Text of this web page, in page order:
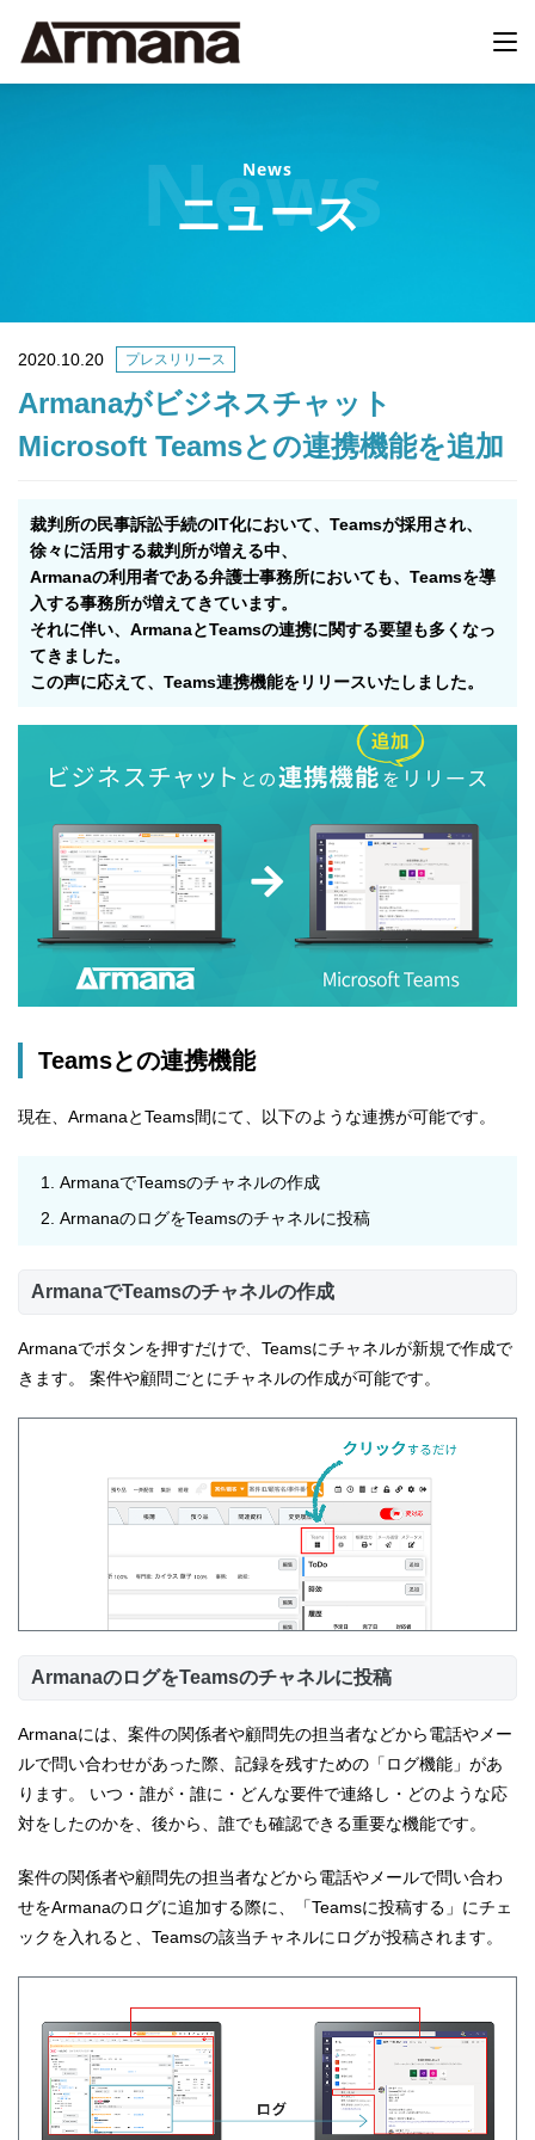
News
ニュース
2020.10.20 プレスリリース
Armanaがビジネスチャット
Microsoft Teamsとの連携機能を追加
裁判所の民事訴訟手続のIT化において、Teamsが採用され、
徐々に活用する裁判所が増える中、
Armanaの利用者である弁護士事務所においても、Teamsを導
入する事務所が増えてきています。
それに伴い、ArmanaとTeamsの連携に関する要望も多くなっ
てきました。
この声に応えて、Teams連携機能をリリースいたしました。
Teamsとの連携機能
現在、ArmanaとTeams間にて、以下のような連携が可能です。
ArmanaでTeamsのチャネルの作成
ArmanaのログをTeamsのチャネルに投稿
ArmanaでTeamsのチャネルの作成
Armanaでボタンを押すだけで、Teamsにチャネルが新規で作成で
きます。 案件や顧問ごとにチャネルの作成が可能です。
ArmanaのログをTeamsのチャネルに投稿
Armanaには、​案件の関係者や顧問先の担当者などから電話やメー
ルで問い合わせがあった際、記録を残すための「ログ機能」があ
ります。 いつ・誰が・誰に・どんな要件で連絡し・どのような応
対をしたのかを、後から、誰でも確認できる重要な機能です。
案件の関係者や顧問先の担当者などから電話やメールで問い合わ
せをArmanaのログに追加する際に、「Teamsに投稿する」にチェ
ックを入れると、Teamsの該当チャネルにログが投稿されます。